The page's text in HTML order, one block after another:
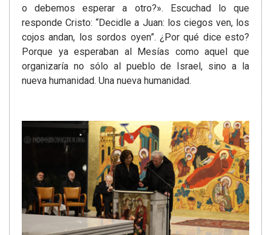
o debemos esperar a otro?». Escuchad lo que
responde Cristo: “Decidle a Juan: los ciegos ven, los
cojos andan, los sordos oyen”. ¿Por qué dice esto?
Porque ya esperaban al Mesías como aquel que
organizaría no sólo al pueblo de Israel, sino a la
nueva humanidad. Una nueva humanidad.